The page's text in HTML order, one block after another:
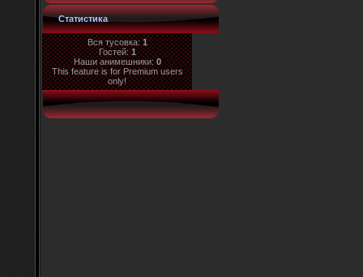
Статистика
Вся тусовка:1
Гостей:1
Наши анимешники:0
This feature is for Premium users
only!